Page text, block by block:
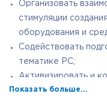
Организовать
стимуляции
оборудования и
Содействовать
тематике РС;
Активизировать и
партнеров по
Показать больше...